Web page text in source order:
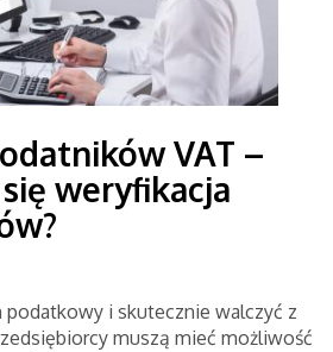
VAT –
weryfikacja
podatkowy i skutecznie walczyć z
muszą mieć możliwość